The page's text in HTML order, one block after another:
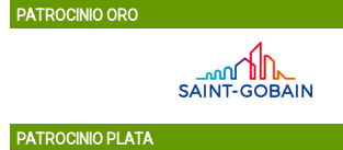
PATROCINIO ORO
PATROCINIO PLATA